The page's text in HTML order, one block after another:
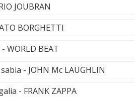
JOUBRAN
BORGHETTI
WORLD BEAT
- JOHN Mc LAUGHLIN
- FRANK ZAPPA